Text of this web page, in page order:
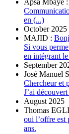
en (...)
October 2025
MAJID :
Si vous
en intégrant
September
José Manuel
Chercheur et
J’ai
August 2025
Thomas
oui l’offre est
ans.